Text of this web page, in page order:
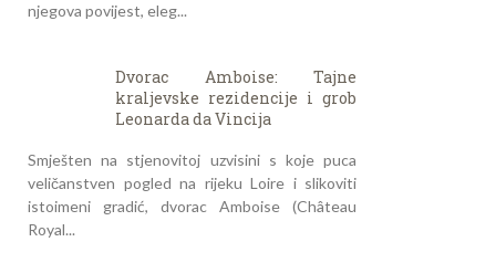
njegova povijest, eleg...
Dvorac Amboise: Tajne
kraljevske rezidencije i grob
Leonarda da Vincija
Smješten na stjenovitoj uzvisini s koje puca
veličanstven pogled na rijeku Loire i slikoviti
istoimeni gradić, dvorac Amboise (Château
Royal...